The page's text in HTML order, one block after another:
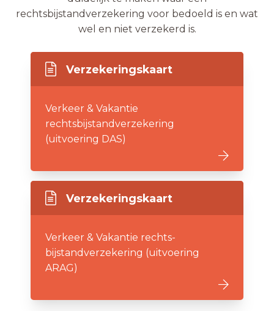
rechtsbijstandverzekering voor bedoeld is en wat
wel en niet verzekerd is.
Verzekeringskaart
Verkeer & Vakantie
rechtsbijstandverzekering
(uitvoering DAS)
Verzekeringskaart
Verkeer & Vakantie rechts-
bijstandverzekering (uitvoering
ARAG)